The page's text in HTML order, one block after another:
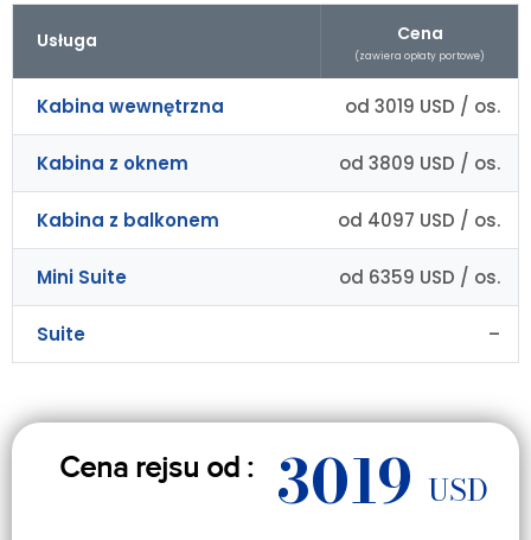
Usługa Cena
(zawiera opłaty portowe)
Kabina wewnętrzna od 3019 USD / os.
Kabina z oknem od 3809 USD / os.
Kabina z balkonem od 4097 USD / os.
Mini Suite od 6359 USD / os.
Suite –
Cena rejsu od : 3019 USD